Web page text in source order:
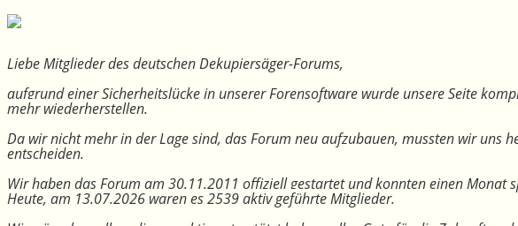
Liebe Mitglieder des deutschen Dekupiersäger-Forums,
aufgrund einer Sicherheitslücke in unserer Forensoftware wurde unsere Seite
mehr wiederherstellen.
Da wir nicht mehr in der Lage sind, das Forum neu aufzubauen, mussten wir uns
entscheiden.
Wir haben das Forum am 30.11.2011 offiziell gestartet und konnten einen Monat
Heute, am 13.07.2026 waren es 2539 aktiv geführte Mitglieder.